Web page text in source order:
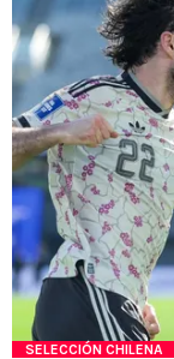
SELECCIÓN CHILENA